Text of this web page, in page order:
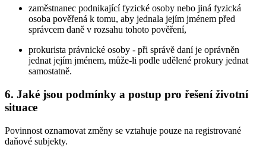
zaměstnanec podnikající fyzické osoby nebo jiná fyzická
osoba pověřená k tomu, aby jednala jejím jménem před
správcem daně v rozsahu tohoto pověření,
prokurista právnické osoby - při správě daní je oprávněn
jednat jejím jménem, může-li podle udělené prokury jednat
samostatně.
6. Jaké jsou podmínky a postup pro řešení životní
situace
Povinnost oznamovat změny se vztahuje pouze na registrované
daňové subjekty.